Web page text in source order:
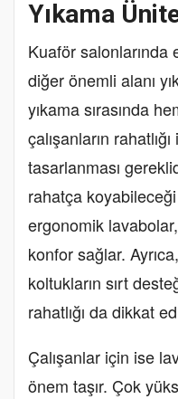
Yıkama
Kuaför salonlarında
diğer önemli alanı
yıkama sırasında
çalışanların
tasarlanması
rahatça
ergonomik
konfor sağlar.
koltukların sırt
rahatlığı da dikkat
Çalışanlar için ise
önem taşır. Çok